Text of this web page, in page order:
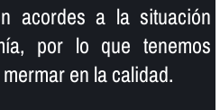
acordes a la situación
por lo que tenemos
en la calidad.